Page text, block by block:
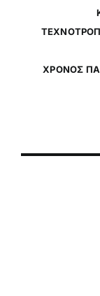
ΧΡΟΝΟΣ